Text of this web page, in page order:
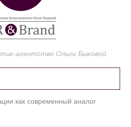
агентство Ольги Быковой
как современный аналог